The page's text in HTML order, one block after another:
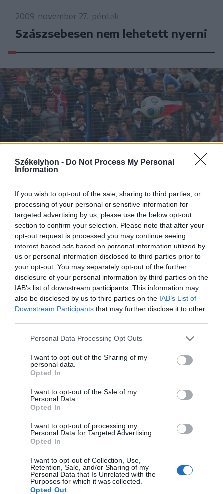
Székelyhon - Do Not Process My Personal
Information
If you wish to opt-out of the sale, sharing to third parties, or
processing of your personal or sensitive information for
targeted advertising by us, please use the below opt-out
section to confirm your selection. Please note that after your
opt-out request is processed you may continue seeing
interest-based ads based on personal information utilized by
us or personal information disclosed to third parties prior to
your opt-out. You may separately opt-out of the further
disclosure of your personal information by third parties on the
IAB’s list of downstream participants. This information may
also be disclosed by us to third parties on the IAB’s List of
Downstream Participants that may further disclose it to other
Personal Data Processing Opt Outs
I want to opt-out of the Sharing of my
personal data.
Opted In
I want to opt-out of the Sale of my
Personal Data.
Opted In
I want to opt-out of processing my
Personal Data for Targeted Advertising.
Opted In
I want to opt-out of Collection, Use,
Retention, Sale, and/or Sharing of my
Personal Data that Is Unrelated with the
Purposes for which it was collected.
Opted Out
2009. november 27., péntek
Szászsebesen nem lehetett nyerni
Elszalasztották az élre állás esélyét